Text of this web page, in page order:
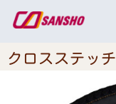
クロスステッチ